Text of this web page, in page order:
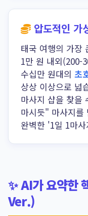
압도적인 가
태국 여행의 가장
1만 원 내외(200-
수십만 원대의 초
상상 이상으로 넓
마사지 샵을 찾을
마시듯" 마사지를
완벽한 '1일 1마
✨ AI가 요약한
Ver.)